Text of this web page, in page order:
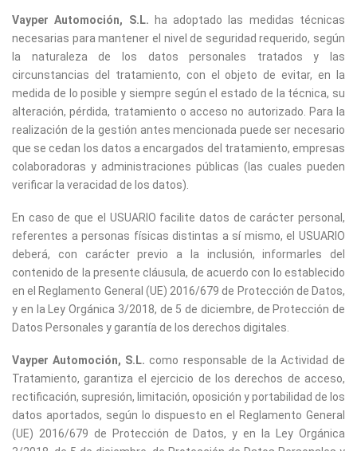
Vayper Automoción, S.L. ha adoptado las medidas técnicas
necesarias para mantener el nivel de seguridad requerido, según
la naturaleza de los datos personales tratados y las
circunstancias del tratamiento, con el objeto de evitar, en la
medida de lo posible y siempre según el estado de la técnica, su
alteración, pérdida, tratamiento o acceso no autorizado. Para la
realización de la gestión antes mencionada puede ser necesario
que se cedan los datos a encargados del tratamiento, empresas
colaboradoras y administraciones públicas (las cuales pueden
verificar la veracidad de los datos).
En caso de que el USUARIO facilite datos de carácter personal,
referentes a personas físicas distintas a sí mismo, el USUARIO
deberá, con carácter previo a la inclusión, informarles del
contenido de la presente cláusula, de acuerdo con lo establecido
en el Reglamento General (UE) 2016/679 de Protección de Datos,
y en la Ley Orgánica 3/2018, de 5 de diciembre, de Protección de
Datos Personales y garantía de los derechos digitales.
Vayper Automoción, S.L. como responsable de la Actividad de
Tratamiento, garantiza el ejercicio de los derechos de acceso,
rectificación, supresión, limitación, oposición y portabilidad de los
datos aportados, según lo dispuesto en el Reglamento General
(UE) 2016/679 de Protección de Datos, y en la Ley Orgánica